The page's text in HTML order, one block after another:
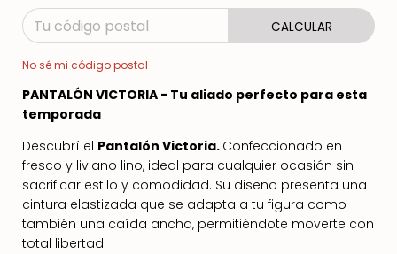
CALCULAR
No sé mi código postal
PANTALÓN VICTORIA - Tu aliado perfecto para esta
temporada
Descubrí el Pantalón Victoria. Confeccionado en
fresco y liviano lino, ideal para cualquier ocasión sin
sacrificar estilo y comodidad. Su diseño presenta una
cintura elastizada que se adapta a tu figura como
también una caída ancha, permitiéndote moverte con
total libertad.